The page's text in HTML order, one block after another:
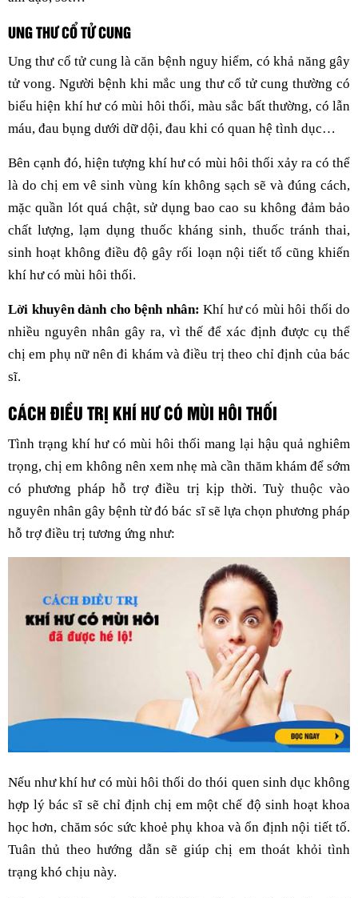
UNG THƯ CỔ TỬ CUNG
Ung thư cổ tử cung là căn bệnh nguy hiểm, có khả năng gây
tử vong. Người bệnh khi mắc ung thư cổ tử cung thường có
biểu hiện khí hư có mùi hôi thối, màu sắc bất thường, có lẫn
máu, đau bụng dưới dữ dội, đau khi có quan hệ tình dục…
Bên cạnh đó, hiện tượng khí hư có mùi hôi thối xảy ra có thể
là do chị em vê sinh vùng kín không sạch sẽ và đúng cách,
mặc quần lót quá chật, sử dụng bao cao su không đảm bảo
chất lượng, lạm dụng thuốc kháng sinh, thuốc tránh thai,
sinh hoạt không điều độ gây rối loạn nội tiết tố cũng khiến
khí hư có mùi hôi thối.
Lời khuyên dành cho bệnh nhân: Khí hư có mùi hôi thối do
nhiều nguyên nhân gây ra, vì thế để xác định được cụ thể
chị em phụ nữ nên đi khám và điều trị theo chỉ định của bác
sĩ.
CÁCH ĐIỀU TRỊ KHÍ HƯ CÓ MÙI HÔI THỐI
Tình trạng khí hư có mùi hôi thối mang lại hậu quả nghiêm
trọng, chị em không nên xem nhẹ mà cần thăm khám để sớm
có phương pháp hỗ trợ điều trị kịp thời. Tuỳ thuộc vào
nguyên nhân gây bệnh từ đó bác sĩ sẽ lựa chọn phương pháp
hỗ trợ điều trị tương ứng như:
Nếu như khí hư có mùi hôi thối do thói quen sinh dục không
hợp lý bác sĩ sẽ chỉ định chị em một chế độ sinh hoạt khoa
học hơn, chăm sóc sức khoẻ phụ khoa và ổn định nội tiết tố.
Tuân thủ theo hướng dẫn sẽ giúp chị em thoát khỏi tình
trạng khó chịu này.